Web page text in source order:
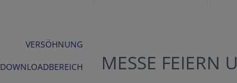
VERSÖHNUNG
DOWNLOADBEREICH
MESSE FEIERN